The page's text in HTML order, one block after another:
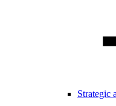
Strategic